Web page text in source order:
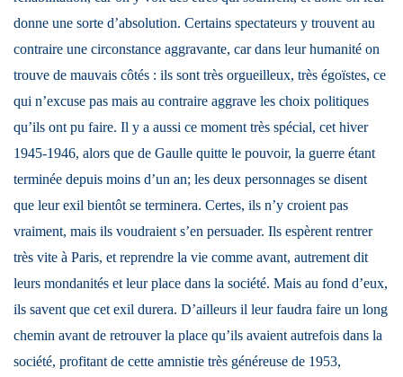
donne une sorte d’absolution. Certains spectateurs y trouvent au
contraire une circonstance aggravante, car dans leur humanité on
trouve de mauvais côtés : ils sont très orgueilleux, très égoïstes, ce
qui n’excuse pas mais au contraire aggrave les choix politiques
qu’ils ont pu faire. Il y a aussi ce moment très spécial, cet hiver
1945-1946, alors que de Gaulle quitte le pouvoir, la guerre étant
terminée depuis moins d’un an; les deux personnages se disent
que leur exil bientôt se terminera. Certes, ils n’y croient pas
vraiment, mais ils voudraient s’en persuader. Ils espèrent rentrer
très vite à Paris, et reprendre la vie comme avant, autrement dit
leurs mondanités et leur place dans la société. Mais au fond d’eux,
ils savent que cet exil durera. D’ailleurs il leur faudra faire un long
chemin avant de retrouver la place qu’ils avaient autrefois dans la
société, profitant de cette amnistie très généreuse de 1953,